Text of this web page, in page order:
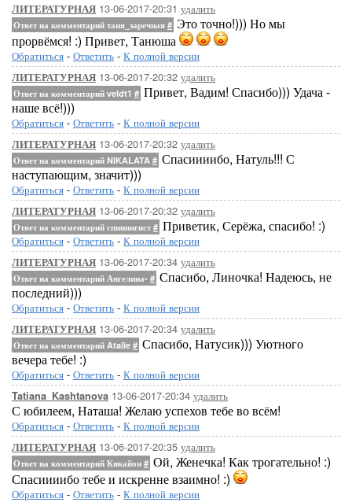
ЛИТЕРАТУРНАЯ 13-06-2017-20:31 удалить
Ответ на комментарий таня_заречная # Это точно!))) Но мы
прорвёмся! :) Привет, Танюша
Обратиться - Ответить - К полной версии
ЛИТЕРАТУРНАЯ 13-06-2017-20:32 удалить
Ответ на комментарий veldt1 # Привет, Вадим! Спасибо))) Удача -
наше всё!)))
Обратиться - Ответить - К полной версии
ЛИТЕРАТУРНАЯ 13-06-2017-20:32 удалить
Ответ на комментарий NIKALATA # Спасиииибо, Натуль!!! С
наступающим, значит)))
Обратиться - Ответить - К полной версии
ЛИТЕРАТУРНАЯ 13-06-2017-20:32 удалить
Ответ на комментарий спинингист# Приветик, Серёжа, спасибо! :)
Обратиться - Ответить - К полной версии
ЛИТЕРАТУРНАЯ 13-06-2017-20:34 удалить
Ответ на комментарий Ангелина- # Спасибо, Линочка! Надеюсь, не
последний)))
Обратиться - Ответить - К полной версии
ЛИТЕРАТУРНАЯ 13-06-2017-20:34 удалить
Ответ на комментарий Atalie # Спасибо, Натусик))) Уютного
вечера тебе! :)
Обратиться - Ответить - К полной версии
Tatiana_Kashtanova 13-06-2017-20:34 удалить
С юбилеем, Наташа! Желаю успехов тебе во всём!
Обратиться - Ответить - К полной версии
ЛИТЕРАТУРНАЯ 13-06-2017-20:35 удалить
Ответ на комментарий Кикайон # Ой, Женечка! Как трогательно! :)
Спасиииибо тебе и искренне взаимно! :)
Обратиться - Ответить - К полной версии